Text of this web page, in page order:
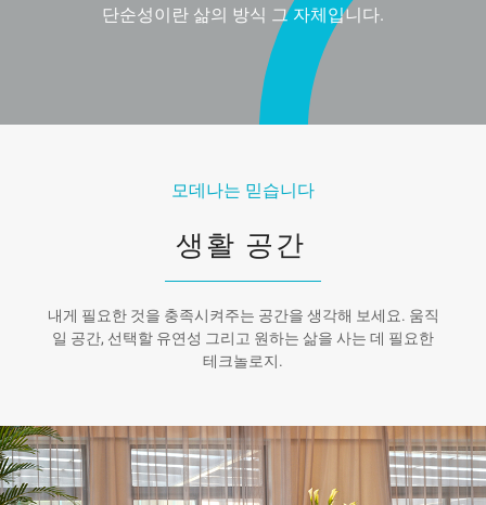
단순성이란 삶의 방식 그 자체입니다.
모데나는 믿습니다
생활 공간
내게 필요한 것을 충족시켜주는 공간을 생각해 보세요. 움직
일 공간, 선택할 유연성 그리고 원하는 삶을 사는 데 필요한
테크놀로지.